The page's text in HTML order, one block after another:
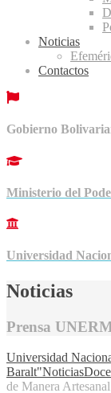
Noticias
Contactos
Gobierno
Ministerio del
Universidad
Noticias
Prensa
Universidad
Baralt"Noticias
de Manera Artesanal